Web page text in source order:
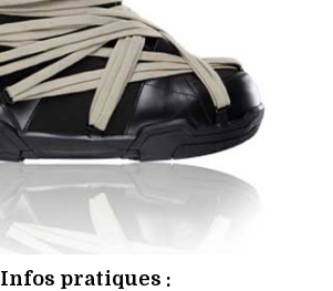
Infos pratiques :